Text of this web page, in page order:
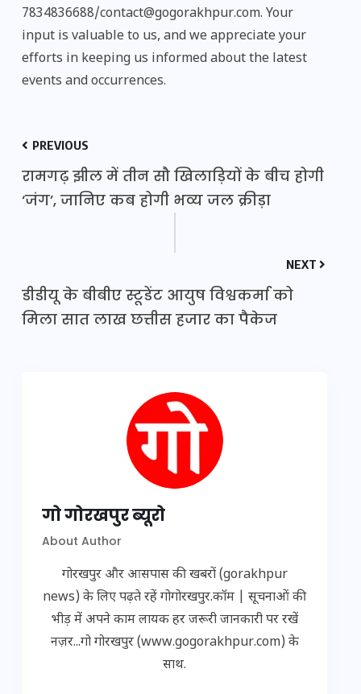
7834836688/contact@gogorakhpur.com. Your
input is valuable to us, and we appreciate your
efforts in keeping us informed about the latest
events and occurrences.
PREVIOUS
रामगढ़ झील में तीन सौ खिलाड़ियों के बीच होगी
‘जंग’, जानिए कब होगी भव्य जल क्रीड़ा
NEXT
डीडीयू के बीबीए स्टूडेंट आयुष विश्वकर्मा को
मिला सात लाख छत्तीस हजार का पैकेज
गो गोरखपुर ब्यूरो
About Author
गोरखपुर और आसपास की खबरों (gorakhpur
news) के लिए पढ़ते रहें गोगोरखपुर.कॉम | सूचनाओं की
भीड़ में अपने काम लायक हर जरूरी जानकारी पर रखें
नज़र...गो गोरखपुर (www.gogorakhpur.com) के
साथ.